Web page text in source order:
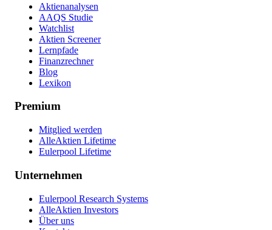
Aktienanalysen
AAQS Studie
Watchlist
Aktien Screener
Lernpfade
Finanzrechner
Blog
Lexikon
Premium
Mitglied werden
AlleAktien Lifetime
Eulerpool Lifetime
Unternehmen
Eulerpool Research Systems
AlleAktien Investors
Über uns